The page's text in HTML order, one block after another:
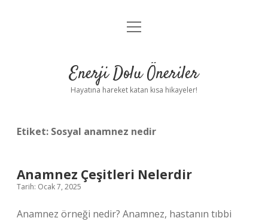
Anasayfa
Yasal Uyarı
menüyü
Enerji Dolu Öneriler
Hayatına hareket katan kısa hikayeler!
Etiket: Sosyal anamnez nedir
Anamnez Çeşitleri Nelerdir
Tarih: Ocak 7, 2025
Anamnez örneği nedir? Anamnez, hastanın tıbbi